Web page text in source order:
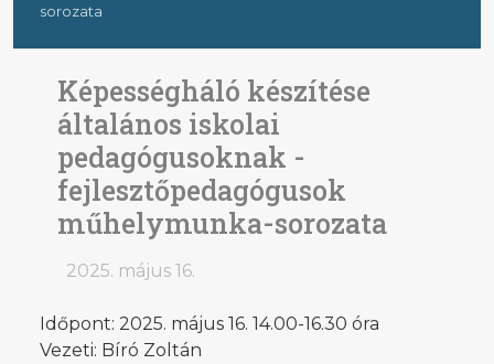
sorozata
Képességháló készítése
általános iskolai
pedagógusoknak -
fejlesztőpedagógusok
műhelymunka-sorozata
2025. május 16.
Időpont: 2025. május 16. 14.00-16.30 óra
Vezeti: Bíró Zoltán